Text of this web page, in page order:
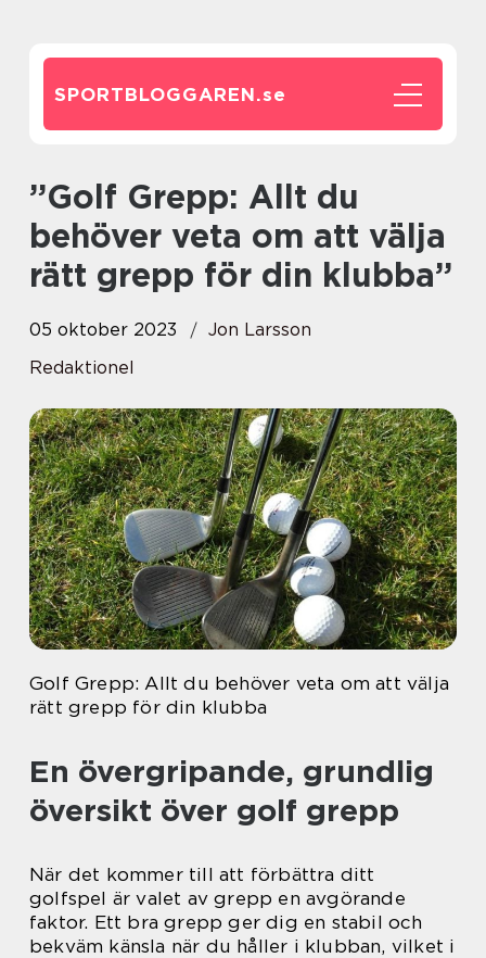
SPORTBLOGGAREN.se
”Golf Grepp: Allt du
behöver veta om att välja
rätt grepp för din klubba”
05 oktober 2023
Jon Larsson
Redaktionel
Golf Grepp: Allt du behöver veta om att välja
rätt grepp för din klubba
En övergripande, grundlig
översikt över golf grepp
När det kommer till att förbättra ditt
golfspel är valet av grepp en avgörande
faktor. Ett bra grepp ger dig en stabil och
bekväm känsla när du håller i klubban, vilket i